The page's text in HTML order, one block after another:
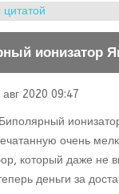
цитатой
ионизатор
2020 09:47
очень
который даже не
деньги за